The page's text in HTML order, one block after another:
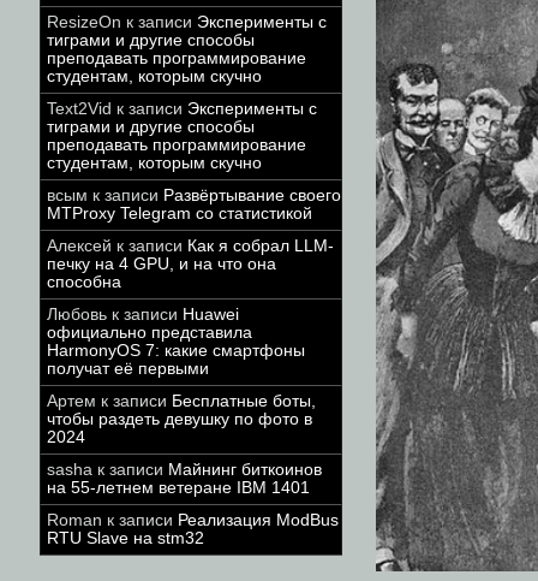
ResizeOn к записи Эксперименты с
тиграми и другие способы
преподавать программирование
студентам, которым скучно
Text2Vid к записи Эксперименты с
тиграми и другие способы
преподавать программирование
студентам, которым скучно
всым к записи Развёртывание своего
MTProxy Telegram со статистикой
Алексей к записи Как я собрал LLM-
печку на 4 GPU, и на что она
способна
Любовь к записи Huawei
официально представила
HarmonyOS 7: какие смартфоны
получат её первыми
Артем к записи Бесплатные боты,
чтобы раздеть девушку по фото в
2024
sasha к записи Майнинг биткоинов
на 55-летнем ветеране IBM 1401
Roman к записи Реализация ModBus
RTU Slave на stm32